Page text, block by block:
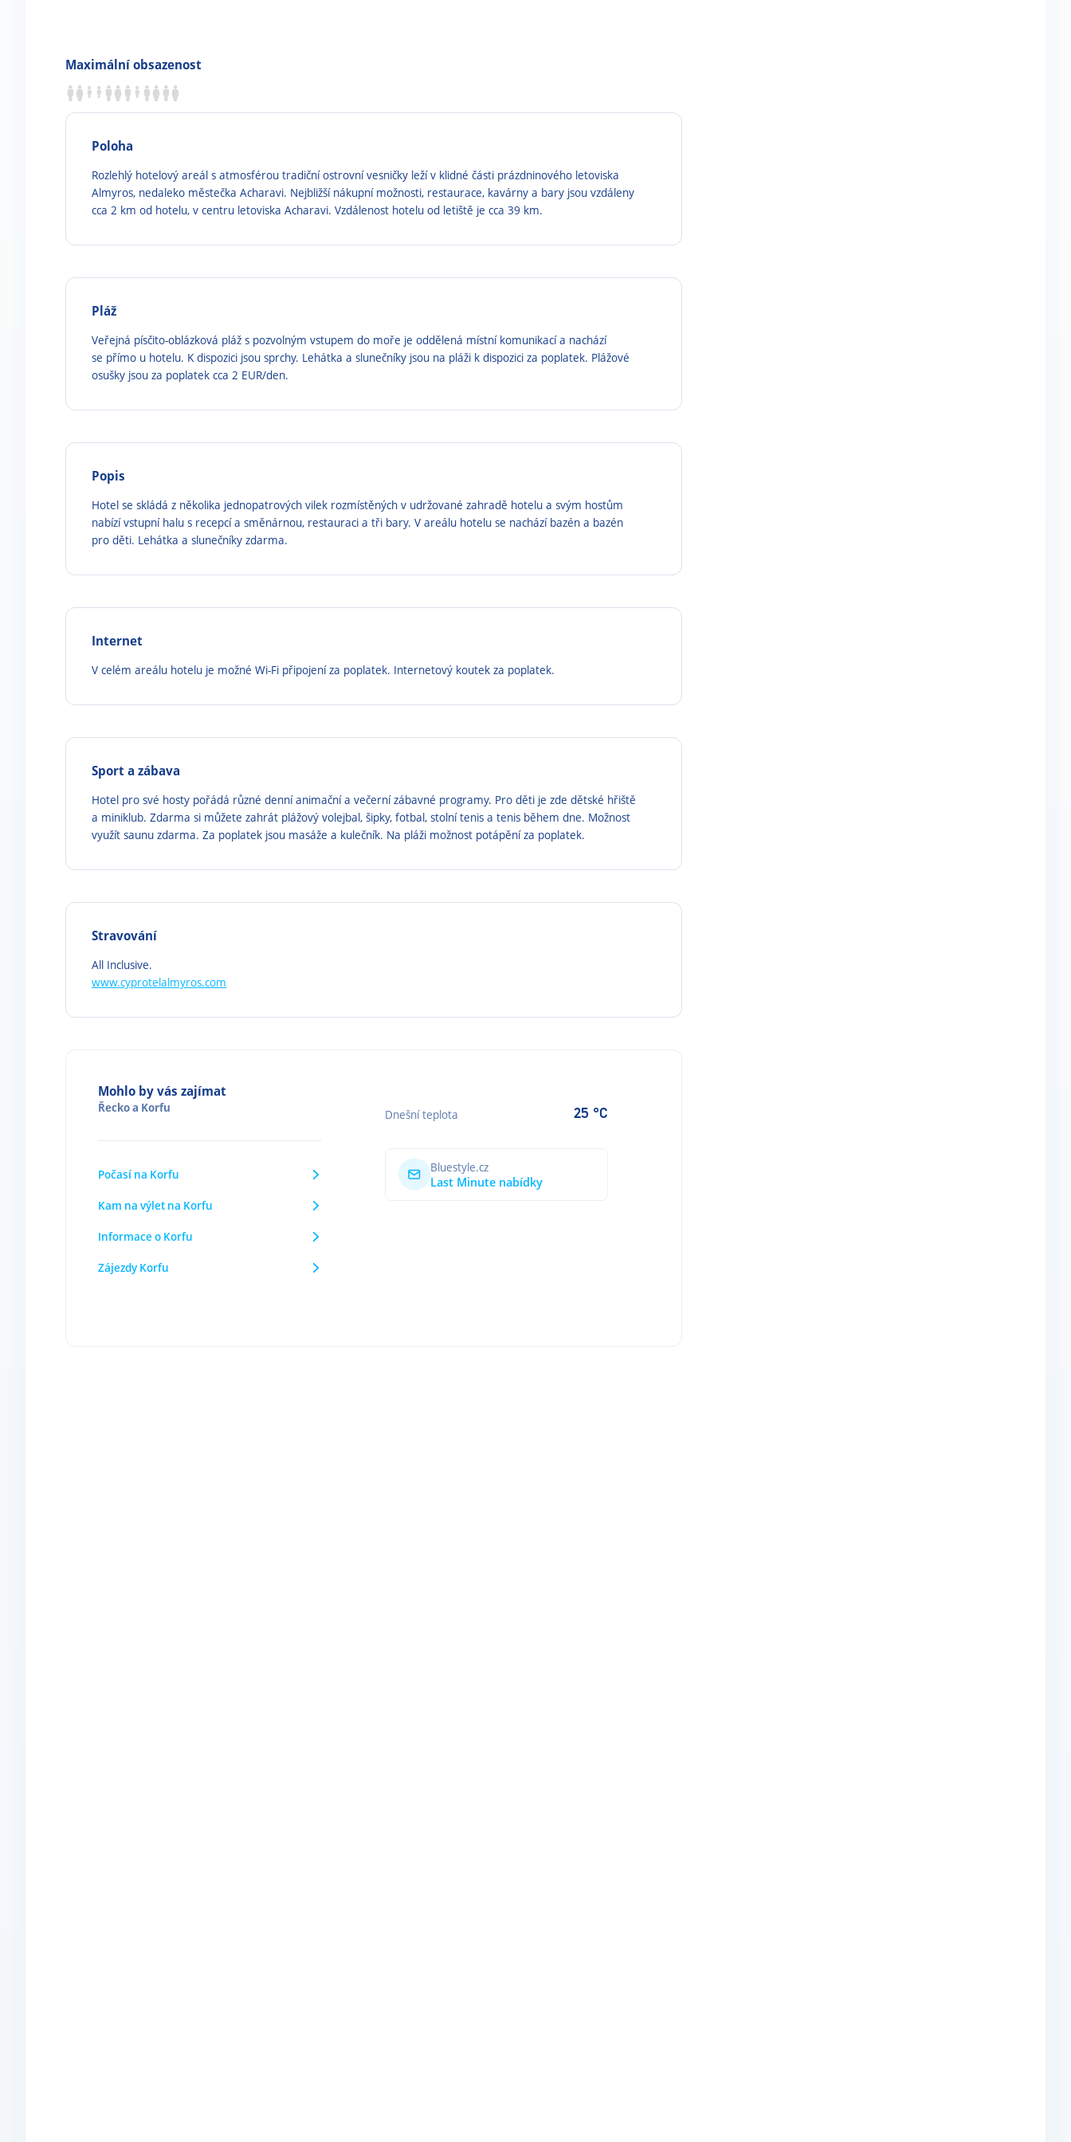
Maximální obsazenost
Poloha
Rozlehlý hotelový areál s atmosférou tradiční ostrovní vesničky leží v klidné části prázdninového letoviska
Almyros, nedaleko městečka Acharavi. Nejbližší nákupní možnosti, restaurace, kavárny a bary jsou vzdáleny
cca 2 km od hotelu, v centru letoviska Acharavi. Vzdálenost hotelu od letiště je cca 39 km.
Pláž
Veřejná písčito-oblázková pláž s pozvolným vstupem do moře je oddělená místní komunikací a nachází
se přímo u hotelu. K dispozici jsou sprchy. Lehátka a slunečníky jsou na pláži k dispozici za poplatek. Plážové
osušky jsou za poplatek cca 2 EUR/den.
Popis
Hotel se skládá z několika jednopatrových vilek rozmístěných v udržované zahradě hotelu a svým hostům
nabízí vstupní halu s recepcí a směnárnou, restauraci a tři bary. V areálu hotelu se nachází bazén a bazén
pro děti. Lehátka a slunečníky zdarma.
Internet
V celém areálu hotelu je možné Wi-Fi připojení za poplatek. Internetový koutek za poplatek.
Sport a zábava
Hotel pro své hosty pořádá různé denní animační a večerní zábavné programy. Pro děti je zde dětské hřiště
a miniklub. Zdarma si můžete zahrát plážový volejbal, šipky, fotbal, stolní tenis a tenis během dne. Možnost
využít saunu zdarma. Za poplatek jsou masáže a kulečník. Na pláži možnost potápění za poplatek.
Stravování
All Inclusive.
www.cyprotelalmyros.com
Mohlo by vás zajímat
Řeckoa Korfu
Počasí na Korfu
Kam na výlet na Korfu
Informace o Korfu
Zájezdy Korfu
Dnešní teplota 25 °C
Bluestyle.cz
Last Minute nabídky